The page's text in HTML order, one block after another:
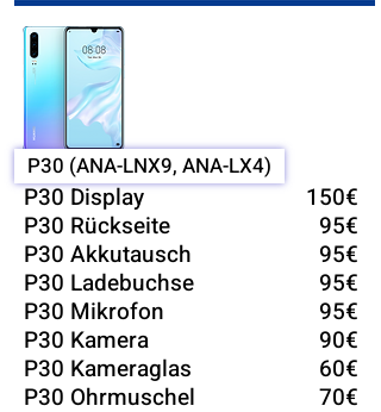
P30 (ANA-LNX9, ANA-LX4)
P30 Display
P30 Rückseite
P30 Akkutausch
P30 Ladebuchse
P30 Mikrofon
P30 Kamera
P30 Kameraglas
P30 Ohrmuschel
150€
95€
95€
95€
95€
90€
60€
70€